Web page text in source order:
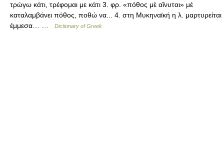
τρώγω κάτι, τρέφομαι με κάτι 3. φρ. «πόθος μὲ αἴνυται» μέ
καταλαμβάνει πόθος, ποθώ να... 4. στη Μυκηναϊκή η λ. μαρτυρείται
έμμεσα… …
Dictionary of Greek